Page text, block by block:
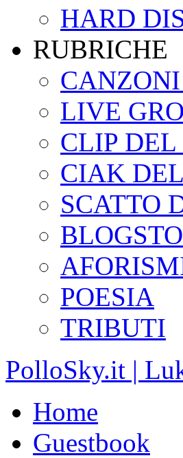
HARD
RUBRICHE
LIVE
CLIP
CIAK
SCATTO
POESIA
TRIBUTI
PolloSky.it |
Home
Guestbook